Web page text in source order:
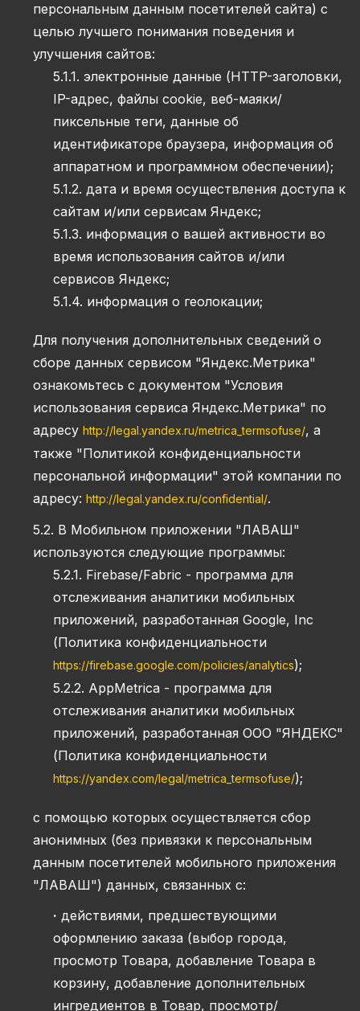
персональным данным посетителей сайта) с
целью лучшего понимания поведения и
улучшения сайтов:
5.1.1. электронные данные (HTTP-заголовки,
IP-адрес, файлы cookie, веб-маяки/
пиксельные теги, данные об
идентификаторе браузера, информация об
аппаратном и программном обеспечении);
5.1.2. дата и время осуществления доступа к
сайтам и/или сервисам Яндекс;
5.1.3. информация о вашей активности во
время использования сайтов и/или
сервисов Яндекс;
5.1.4. информация о геолокации;
Для получения дополнительных сведений о
сборе данных сервисом "Яндекс.Метрика"
ознакомьтесь с документом "Условия
использования сервиса Яндекс.Метрика" по
адресу http://legal.yandex.ru/metrica_termsofuse/, а
также "Политикой конфиденциальности
персональной информации" этой компании по
адресу: http://legal.yandex.ru/confidential/.
5.2. В Мобильном приложении "ЛАВАШ"
используются следующие программы:
5.2.1. Firebase/Fabric - программа для
отслеживания аналитики мобильных
приложений, разработанная Google, Inc
(Политика конфиденциальности
https://firebase.google.com/policies/analytics);
5.2.2. AppMetrica - программа для
отслеживания аналитики мобильных
приложений, разработанная ООО "ЯНДЕКС"
(Политика конфиденциальности
https://yandex.com/legal/metrica_termsofuse/);
c помощью которых осуществляется сбор
анонимных (без привязки к персональным
данным посетителей мобильного приложения
"ЛАВАШ") данных, связанных с:
· действиями, предшествующими
оформлению заказа (выбор города,
просмотр Товара, добавление Товара в
корзину, добавление дополнительных
ингредиентов в Товар, просмотр/